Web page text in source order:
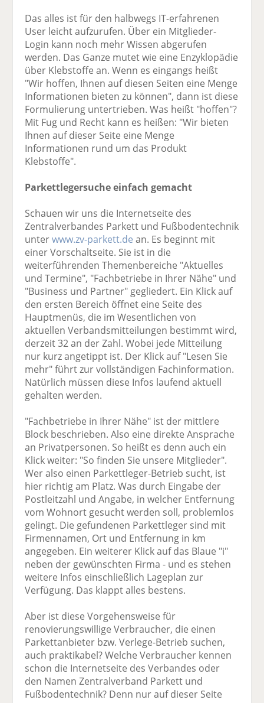
Das alles ist für den halbwegs IT-erfahrenen
User leicht aufzurufen. Über ein Mitglieder-
Login kann noch mehr Wissen abgerufen
werden. Das Ganze mutet wie eine Enzyklopädie
über Klebstoffe an. Wenn es eingangs heißt
"Wir hoffen, Ihnen auf diesen Seiten eine Menge
Informationen bieten zu können", dann ist diese
Formulierung untertrieben. Was heißt "hoffen"?
Mit Fug und Recht kann es heißen: "Wir bieten
Ihnen auf dieser Seite eine Menge
Informationen rund um das Produkt
Klebstoffe".
Parkettlegersuche einfach gemacht
Schauen wir uns die Internetseite des
Zentralverbandes Parkett und Fußbodentechnik
unterwww.zv-parkett.de an. Es beginnt mit
einer Vorschaltseite. Sie ist in die
weiterführenden Themenbereiche "Aktuelles
und Termine", "Fachbetriebe in Ihrer Nähe" und
"Business und Partner" gegliedert. Ein Klick auf
den ersten Bereich öffnet eine Seite des
Hauptmenüs, die im Wesentlichen von
aktuellen Verbandsmitteilungen bestimmt wird,
derzeit 32 an der Zahl. Wobei jede Mitteilung
nur kurz angetippt ist. Der Klick auf "Lesen Sie
mehr" führt zur vollständigen Fachinformation.
Natürlich müssen diese Infos laufend aktuell
gehalten werden.
"Fachbetriebe in Ihrer Nähe" ist der mittlere
Block beschrieben. Also eine direkte Ansprache
an Privatpersonen. So heißt es denn auch ein
Klick weiter: "So finden Sie unsere Mitglieder".
Wer also einen Parkettleger-Betrieb sucht, ist
hier richtig am Platz. Was durch Eingabe der
Postleitzahl und Angabe, in welcher Entfernung
vom Wohnort gesucht werden soll, problemlos
gelingt. Die gefundenen Parkettleger sind mit
Firmennamen, Ort und Entfernung in km
angegeben. Ein weiterer Klick auf das Blaue "i"
neben der gewünschten Firma - und es stehen
weitere Infos einschließlich Lageplan zur
Verfügung. Das klappt alles bestens.
Aber ist diese Vorgehensweise für
renovierungswillige Verbraucher, die einen
Parkettanbieter bzw. Verlege-Betrieb suchen,
auch praktikabel? Welche Verbraucher kennen
schon die Internetseite des Verbandes oder
den Namen Zentralverband Parkett und
Fußbodentechnik? Denn nur auf dieser Seite